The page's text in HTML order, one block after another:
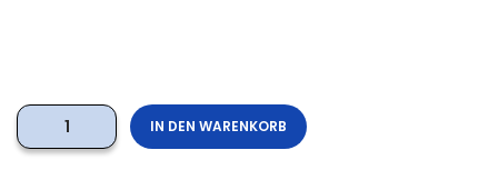
IN DEN WARENKORB